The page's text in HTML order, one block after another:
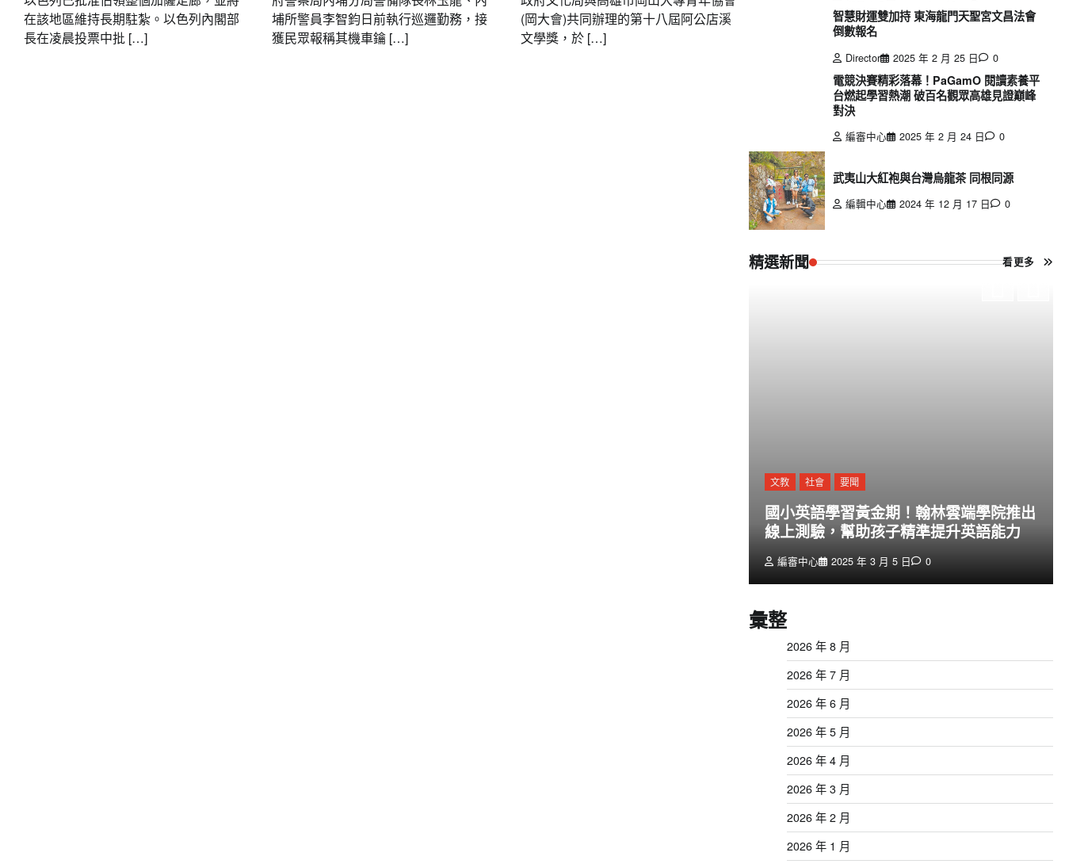
在該地區維持長期駐紮。以色列內閣部
長在凌晨投票中批 […]
埔所警員李智鈞日前執行巡邏勤務，接
獲民眾報稱其機車鑰 […]
(岡大會)共同辦理的第十八屆阿公店溪
文學獎，於 […]
智慧財運雙加持 東海龍門天聖宮文昌法會
倒數報名
Director 2025 年 2 月 25 日 0
電競決賽精彩落幕！PaGamO 閱讀素養平
台燃起學習熱潮 破百名觀眾高雄見證巔峰
對決
編審中心 2025 年 2 月 24 日 0
武夷山大紅袍與台灣烏龍茶 同根同源
編輯中心 2024 年 12 月 17 日 0
精選新聞 看更多
文教 社會 要聞
國小英語學習黃金期！翰林雲端學院推出
線上測驗，幫助孩子精準提升英語能力
編審中心 2025 年 3 月 5 日 0
彙整
2026 年 8 月
2026 年 7 月
2026 年 6 月
2026 年 5 月
2026 年 4 月
2026 年 3 月
2026 年 2 月
2026 年 1 月